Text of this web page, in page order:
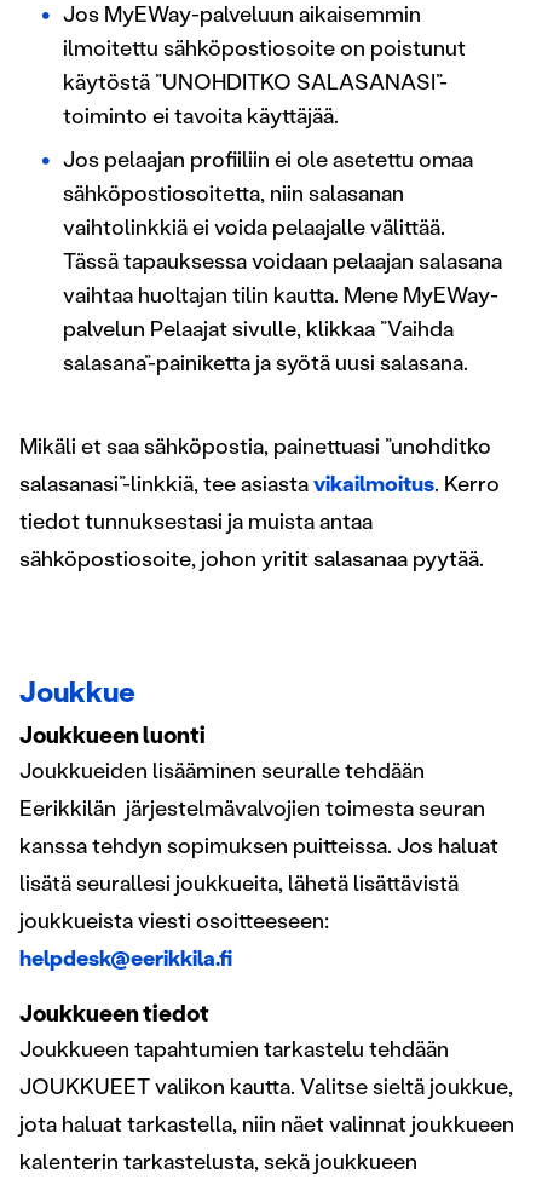
Jos MyEWay-palveluun aikaisemmin
ilmoitettu sähköpostiosoite on poistunut
käytöstä ”UNOHDITKO SALASANASI”-
toiminto ei tavoita käyttäjää.
Jos pelaajan profiiliin ei ole asetettu omaa
sähköpostiosoitetta, niin salasanan
vaihtolinkkiä ei voida pelaajalle välittää.
Tässä tapauksessa voidaan pelaajan salasana
vaihtaa huoltajan tilin kautta. Mene MyEWay-
palvelun Pelaajat sivulle, klikkaa ”Vaihda
salasana”-painiketta ja syötä uusi salasana.
Mikäli et saa sähköpostia, painettuasi ”unohditko
salasanasi”-linkkiä, tee asiastavikailmoitus. Kerro
tiedot tunnuksestasi ja muista antaa
sähköpostiosoite, johon yritit salasanaa pyytää.
Joukkue
Joukkueen luonti
Joukkueiden lisääminen seuralle tehdään
Eerikkilän järjestelmävalvojien toimesta seuran
kanssa tehdyn sopimuksen puitteissa. Jos haluat
lisätä seurallesi joukkueita, lähetä lisättävistä
joukkueista viesti osoitteeseen:
helpdesk@eerikkila.fi
Joukkueen tiedot
Joukkueen tapahtumien tarkastelu tehdään
JOUKKUEET valikon kautta. Valitse sieltä joukkue,
jota haluat tarkastella, niin näet valinnat joukkueen
kalenterin tarkastelusta, sekä joukkueen